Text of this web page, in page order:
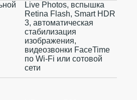
Live Photos, вспышка
Retina Flash, Smart HDR
3, автоматическая
стабилизация
изображения,
видеозвонки FaceTime
по Wi‑Fi или сотовой
сети